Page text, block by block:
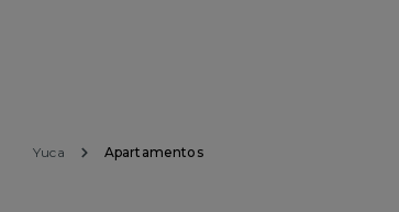
Yuca Apartamentos